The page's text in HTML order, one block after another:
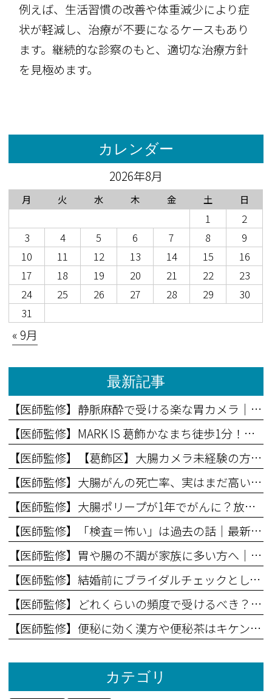
例えば、生活習慣の改善や体重減少により症
状が軽減し、治療が不要になるケースもあり
ます。継続的な診察のもと、適切な治療方針
を見極めます。
カレンダー
2026年8月
月 火 水 木 金 土 日
1
2
3
4 5 6 7 8
9
10
11 12 13 14 15
16
17
18 19 20 21 22
23
24
25 26 27 28 29
30
31
« 9月
最新記事
【医師監修】静脈麻酔で受ける楽な胃カメラ｜完全に眠ったことを確認してから行う安心検査
【医師監修】MARK IS 葛飾かなまち徒歩1分！新ランドマーク隣接の内視鏡クリニックで無痛検査を
【医師監修】【葛飾区】大腸カメラ未経験の方に読んでほしい記事
【医師監修】大腸がんの死亡率、実はまだ高いって知ってましたか？
【医師監修】大腸ポリープが1年でがんに？放置のリスクを解説
【医師監修】「検査＝怖い」は過去の話｜最新の大腸内視鏡検査事情とは
【医師監修】胃や腸の不調が家族に多い方へ｜あなたのリスクは？
【医師監修】結婚前にブライダルチェックとして胃腸検査を受けるべき理由
【医師監修】どれくらいの頻度で受けるべき？内視鏡のベストタイミング
【医師監修】便秘に効く漢方や便秘茶はキケン！長期に飲んでいると起こる事
カテゴリ